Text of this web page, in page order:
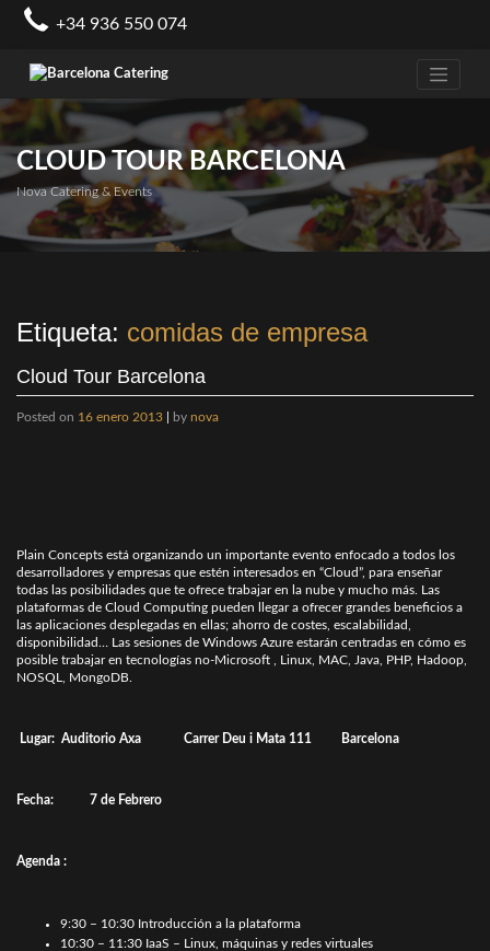
+34 936 550 074
CLOUD TOUR BARCELONA
Nova Catering & Events
Etiqueta: comidas de empresa
Cloud Tour Barcelona
Posted on 16 enero 2013 by nova
Plain Concepts está organizando un importante evento enfocado a todos los
desarrolladores y empresas que estén interesados en “Cloud”, para enseñar
todas las posibilidades que te ofrece trabajar en la nube y mucho más. Las
plataformas de Cloud Computing pueden llegar a ofrecer grandes beneficios a
las aplicaciones desplegadas en ellas; ahorro de costes, escalabilidad,
disponibilidad… Las sesiones de Windows Azure estarán centradas en cómo es
posible trabajar en tecnologías no-Microsoft , Linux, MAC, Java, PHP, Hadoop,
NOSQL, MongoDB.
Lugar: Auditorio Axa Carrer Deu i Mata 111 Barcelona
Fecha: 7 de Febrero
Agenda :
9:30 – 10:30 Introducción a la plataforma
10:30 – 11:30 IaaS – Linux, máquinas y redes virtuales